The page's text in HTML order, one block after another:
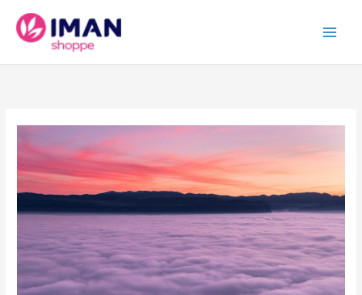
content